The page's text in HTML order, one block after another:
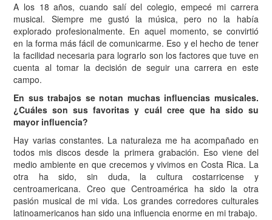
A los 18 años, cuando salí del colegio, empecé mi carrera
musical. Siempre me gustó la música, pero no la había
explorado profesionalmente. En aquel momento, se convirtió
en la forma más fácil de comunicarme. Eso y el hecho de tener
la facilidad necesaria para lograrlo son los factores que tuve en
cuenta al tomar la decisión de seguir una carrera en este
campo.
En sus trabajos se notan muchas influencias musicales.
¿Cuáles son sus favoritas y cuál cree que ha sido su
mayor influencia?
Hay varias constantes. La naturaleza me ha acompañado en
todos mis discos desde la primera grabación. Eso viene del
medio ambiente en que crecemos y vivimos en Costa Rica. La
otra ha sido, sin duda, la cultura costarricense y
centroamericana. Creo que Centroamérica ha sido la otra
pasión musical de mi vida. Los grandes corredores culturales
latinoamericanos han sido una influencia enorme en mi trabajo.